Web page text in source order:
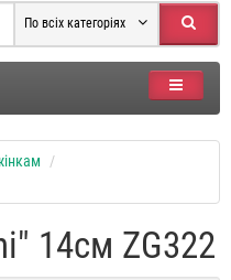
По всіх категоріях
14см ZG322